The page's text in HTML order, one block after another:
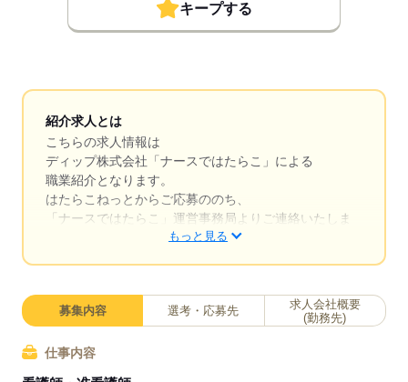
キープする
紹介求人とは
こちらの求人情報は
ディップ株式会社「ナースではたらこ」による
職業紹介となります。
はたらこねっとからご応募ののち、
「ナースではたらこ」運営事務局よりご連絡いたしま
求職中の看護師さんの転職を専任の
キャリアアドバイザーが入職まで無料でサポートいた
もっと見る
募集内容 選考・応募先
求人会社概要
(勤務先)
仕事内容